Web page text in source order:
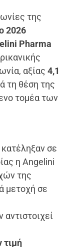
της
2026
Pharma
αξίας 4,1
τη θέση της
τομέα των
σε
η Angelini
της
μετοχή σε
τιμή